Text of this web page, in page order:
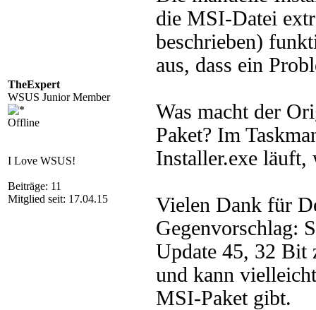
TheExpert
WSUS Junior Member
Offline
I Love WSUS!
Beiträge: 11
Mitglied seit: 17.04.15
die MSI-Datei
beschrieben)
aus, dass ein
Was macht der
Paket? Im
Installer.exe
Vielen Dank für
Gegenvorschlag:
Update 45, 32 Bit
und kann
MSI-Paket gibt.